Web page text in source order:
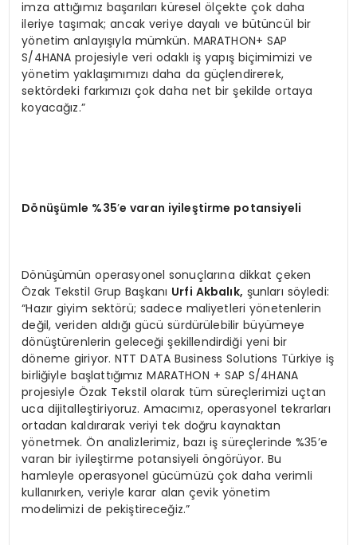
imza attığımız başarıları küresel ölçekte çok daha
ileriye taşımak; ancak veriye dayalı ve bütüncül bir
yönetim anlayışıyla mümkün. MARATHON+ SAP
S/4HANA projesiyle veri odaklı iş yapış biçimimizi ve
yönetim yaklaşımımızı daha da güçlendirerek,
sektördeki farkımızı çok daha net bir şekilde ortaya
koyacağız.”
Dönüşümle %35’e varan iyileştirme potansiyeli
Dönüşümün operasyonel sonuçlarına dikkat çeken
Özak Tekstil Grup Başkanı Urfi Akbalık, şunları söyledi:
“Hazır giyim sektörü; sadece maliyetleri yönetenlerin
değil, veriden aldığı gücü sürdürülebilir büyümeye
dönüştürenlerin geleceği şekillendirdiği yeni bir
döneme giriyor. NTT DATA Business Solutions Türkiye iş
birliğiyle başlattığımız MARATHON + SAP S/4HANA
projesiyle Özak Tekstil olarak tüm süreçlerimizi uçtan
uca dijitalleştiriyoruz. Amacımız, operasyonel tekrarları
ortadan kaldırarak veriyi tek doğru kaynaktan
yönetmek. Ön analizlerimiz, bazı iş süreçlerinde %35’e
varan bir iyileştirme potansiyeli öngörüyor. Bu
hamleyle operasyonel gücümüzü çok daha verimli
kullanırken, veriyle karar alan çevik yönetim
modelimizi de pekiştireceğiz.”